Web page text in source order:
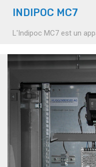
INDIPOC MC7
L'Indipoc MC7 est un